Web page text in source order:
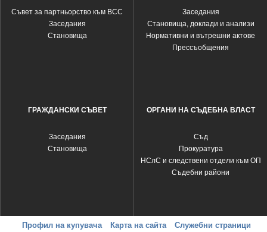
Съвет за партньорство към ВСС
Заседания
Становища
Заседания
Становища, доклади и анализи
Нормативни и вътрешни актове
Прессъобщения
ГРАЖДАНСКИ СЪВЕТ
Заседания
Становища
ОРГАНИ НА СЪДЕБНА ВЛАСТ
Съд
Прокуратура
НСлС и следствени отдели към ОП
Съдебни райони
Профил на купувача Карта на сайта Служебни страници